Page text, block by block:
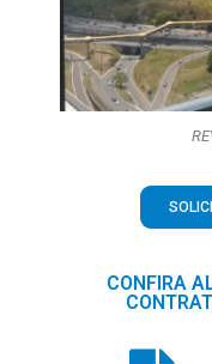
CONFIRA